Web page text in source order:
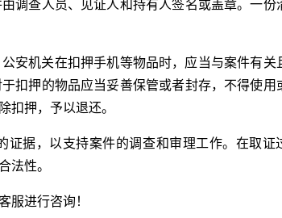
调查人员、见证人和持有人签名或盖章。一份
安机关在扣押手机等物品时，应当与案件有关
扣押的物品应当妥善保管或者封存，不得使用
扣押，予以退还。
证据，以支持案件的调查和审理工作。在取证
法性。
服进行咨询！